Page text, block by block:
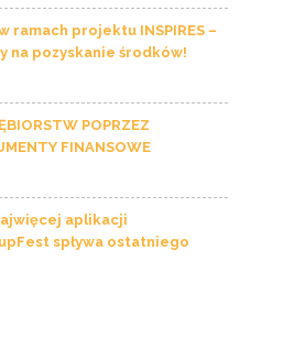
ramach projektu INSPIRES –
na pozyskanie środków!
POPRZEZ
FINANSOWE
aplikacji
spływa ostatniego